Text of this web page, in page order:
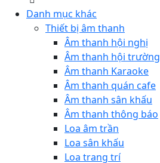
Danh mục khác
Thiết bị âm thanh
Âm thanh hội nghị
Âm thanh hội trường
Âm thanh Karaoke
Âm thanh quán cafe
Âm thanh sân khấu
Âm thanh thông báo
Loa âm trần
Loa sân khấu
Loa trang trí